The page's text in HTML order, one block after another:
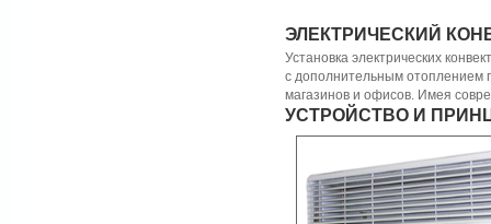
ЭЛЕКТРИЧЕСКИЙ
Установка электрических
с дополнительным отоплением
магазинов и офисов. Имея
УСТРОЙСТВО И